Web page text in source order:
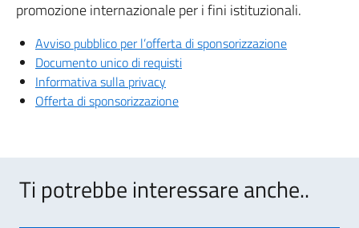
promozione internazionale per i fini istituzionali.
Avviso pubblico per l’offerta di sponsorizzazione
Documento unico di requisti
Informativa sulla privacy
Offerta di sponsorizzazione
Ti potrebbe interessare anche..